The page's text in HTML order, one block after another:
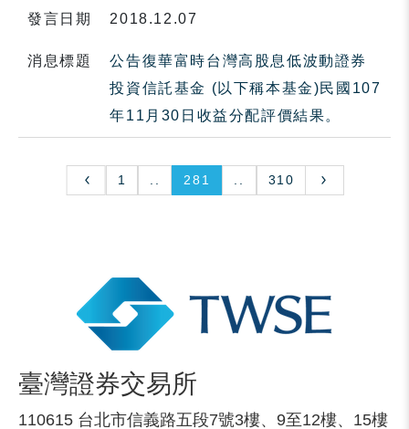
發言日期 2018.12.07
消息標題
公告復華富時台灣高股息低波動證券
投資信託基金 (以下稱本基金)民國107
年11月30日收益分配評價結果。
1 281 310
臺灣證券交易所
110615 台北市信義路五段7號3樓、9至12樓、15樓